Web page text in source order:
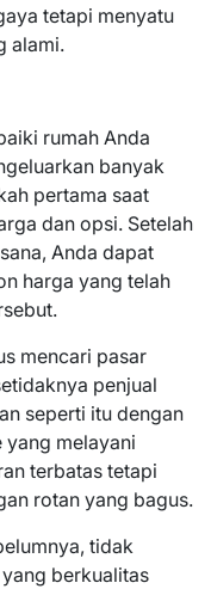
tetapi menyatu
alami.
rumah Anda
banyak
pertama saat
dan opsi. Setelah
Anda dapat
harga yang telah
mencari pasar
penjual
seperti itu dengan
yang melayani
terbatas tetapi
rotan yang bagus.
tidak
berkualitas